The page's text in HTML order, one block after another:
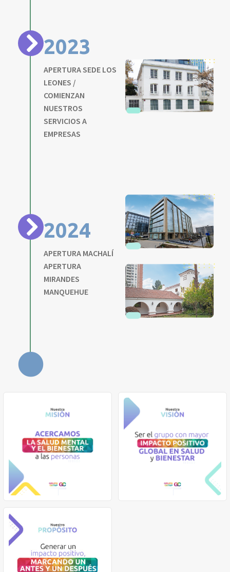
2023
APERTURA SEDE LOS
LEONES /
COMIENZAN
NUESTROS
SERVICIOS A
EMPRESAS
2024
APERTURA MACHALÍ
APERTURA
MIRANDES
MANQUEHUE